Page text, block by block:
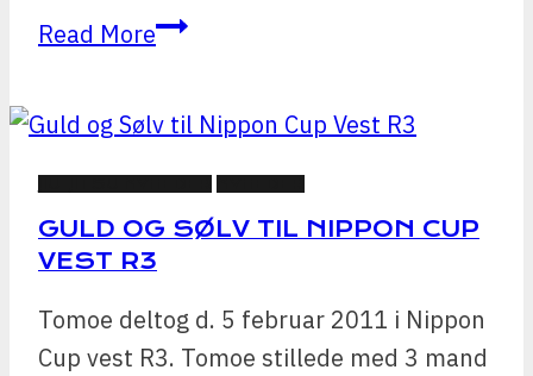
Read MoreÆresdan
Tomoe
legender
GULD OG SØLV TIL NIPPON CUP
VEST R3
Tomoe deltog d. 5 februar 2011 i Nippon
Cup vest R3. Tomoe stillede med 3 mand